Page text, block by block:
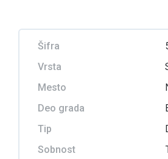
Šifra
Vrsta
Mesto
Deo grada
Tip
Sobnost